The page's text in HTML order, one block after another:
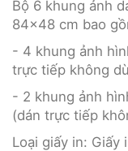
Bộ 6 khung ảnh
84x48 cm bao
- 4 khung ảnh
trực tiếp không
- 2 khung ảnh
(dán trực tiếp
Loại giấy in: Giấy